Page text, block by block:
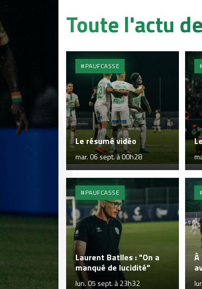
Toute l'actu
#PAUFCASSE
Le résumé vidéo
mar. 06 sept. à 00h28
#PAUFCASSE
Laurent Batlles : "On a
manqué de lucidité"
lun. 05 sept. à 23h32